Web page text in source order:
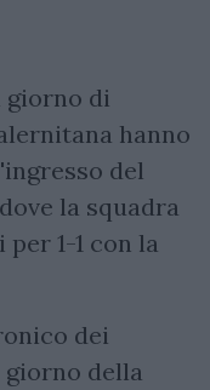
giorno di
hanno
del
la squadra
1-1 con la
dei
della